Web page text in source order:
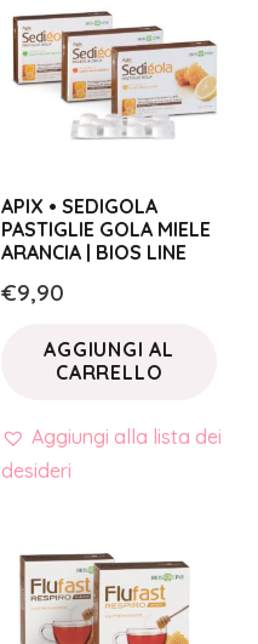
APIX • SEDIGOLA
PASTIGLIE GOLA MIELE
ARANCIA | BIOS LINE
€9,90
AGGIUNGI AL
CARRELLO
Aggiungi alla lista dei
desideri